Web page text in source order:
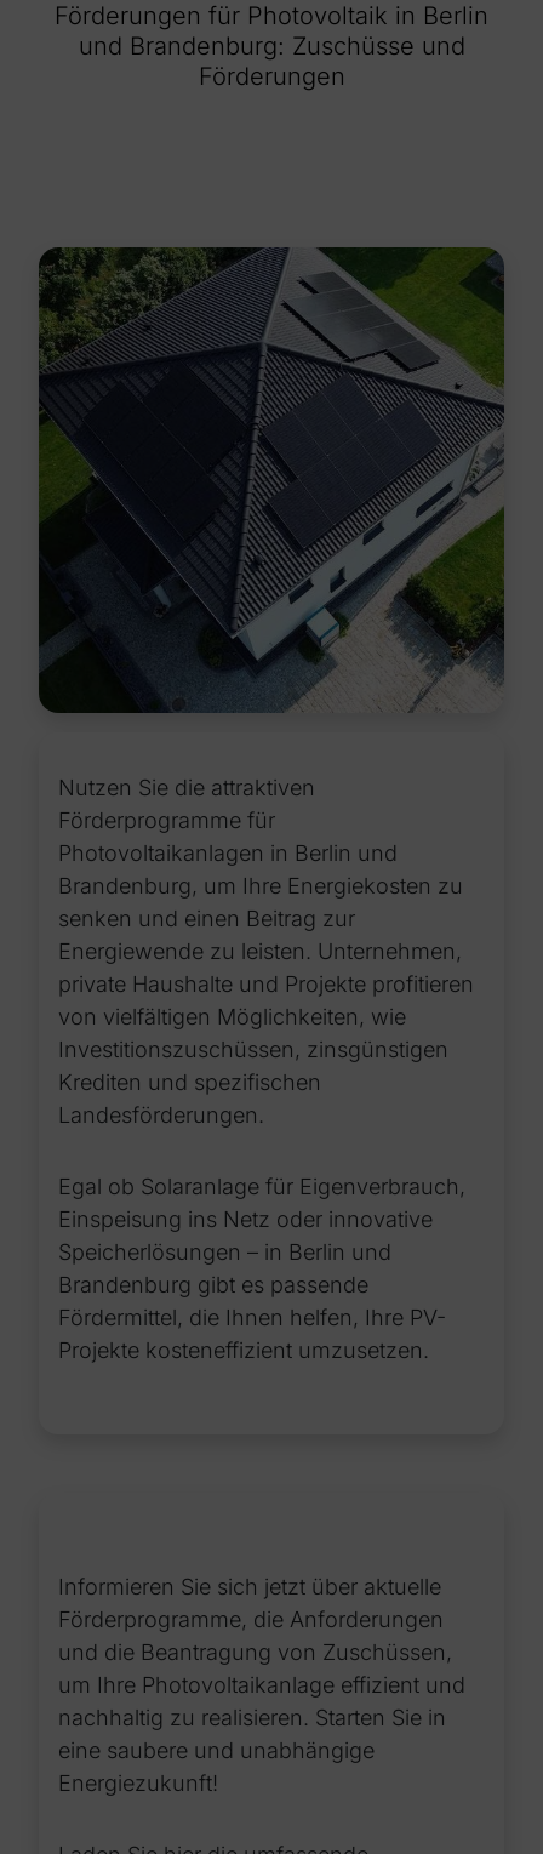
Förderungen für Photovoltaik in Berlin
und Brandenburg: Zuschüsse und
Förderungen
Nutzen Sie die attraktiven
Förderprogramme für
Photovoltaikanlagen in Berlin und
Brandenburg, um Ihre Energiekosten zu
senken und einen Beitrag zur
Energiewende zu leisten. Unternehmen,
private Haushalte und Projekte profitieren
von vielfältigen Möglichkeiten, wie
Investitionszuschüssen, zinsgünstigen
Krediten und spezifischen
Landesförderungen.
Egal ob Solaranlage für Eigenverbrauch,
Einspeisung ins Netz oder innovative
Speicherlösungen – in Berlin und
Brandenburg gibt es passende
Fördermittel, die Ihnen helfen, Ihre PV-
Projekte kosteneffizient umzusetzen.
Informieren Sie sich jetzt über aktuelle
Förderprogramme, die Anforderungen
und die Beantragung von Zuschüssen,
um Ihre Photovoltaikanlage effizient und
nachhaltig zu realisieren. Starten Sie in
eine saubere und unabhängige
Energiezukunft!